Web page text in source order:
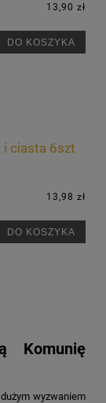
13,90 zł
DO KOSZYKA
i ciasta 6szt
13,98 zł
DO KOSZYKA
Komunię
wyzwaniem